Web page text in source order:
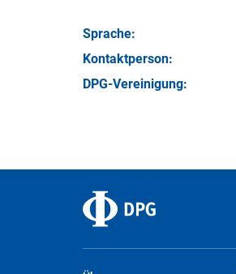
Sprache:
Kontakt­person:
DPG-Vereinigung: